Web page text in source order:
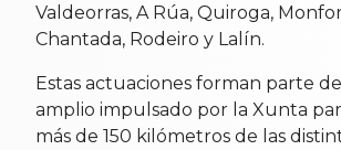
Valdeorras, A Rúa, Quiroga,
Chantada, Rodeiro y Lalín.
Estas actuaciones forman parte
amplio impulsado por la Xunta
más de 150 kilómetros de las